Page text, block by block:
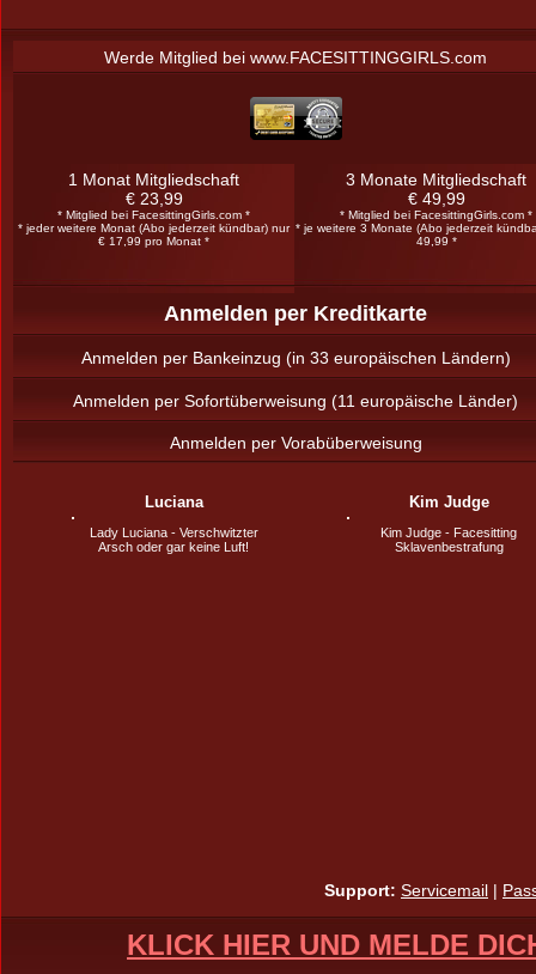
Werde Mitglied bei www.FACESITTINGGIRLS.com
1 Monat Mitgliedschaft
€ 23,99
* Mitglied bei FacesittingGirls.com *
* jeder weitere Monat (Abo jederzeit kündbar) nur
€ 17,99 pro Monat *
3 Monate Mitgliedschaft
€ 49,99
* Mitglied bei FacesittingGirls.com *
* je weitere 3 Monate (Abo jederzeit
49,99 *
Anmelden per Kreditkarte
Anmelden per Bankeinzug (in 33 europäischen Ländern)
Anmelden per Sofortüberweisung (11 europäische Länder)
Anmelden per Vorabüberweisung
Luciana
Lady Luciana - Verschwitzter
Arsch oder gar keine Luft!
Kim Judge
Kim Judge - Facesitting
Sklavenbestrafung
Support: Servicemail |
KLICK HIER UND MELDE